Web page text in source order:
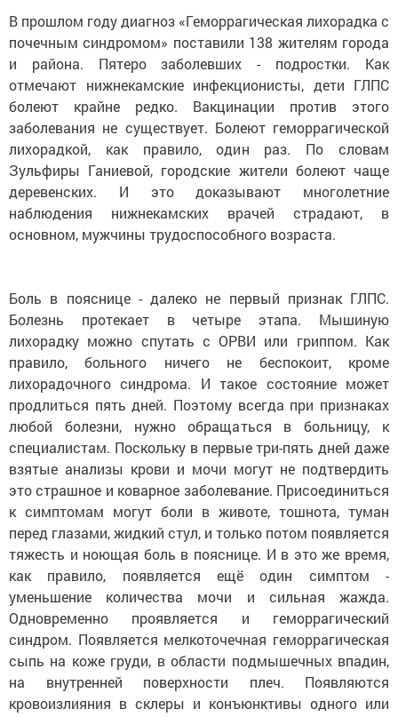
В прошлом году диагноз «Геморрагическая лихорадка с
почечным синдромом» поставили 138 жителям города
и района. Пятеро заболевших - подростки. Как
отмечают нижнекамские инфекционисты, дети ГЛПС
болеют крайне редко. Вакцинации против этого
заболевания не существует. Болеют геморрагической
лихорадкой, как правило, один раз. По словам
Зульфиры Ганиевой, городские жители болеют чаще
деревенских. И это доказывают многолетние
наблюдения нижнекамских врачей страдают, в
основном, мужчины трудоспособного возраста.
Боль в пояснице - далеко не первый признак ГЛПС.
Болезнь протекает в четыре этапа. Мышиную
лихорадку можно спутать с ОРВИ или гриппом. Как
правило, больного ничего не беспокоит, кроме
лихорадочного синдрома. И такое состояние может
продлиться пять дней. Поэтому всегда при признаках
любой болезни, нужно обращаться в больницу, к
специалистам. Поскольку в первые три-пять дней даже
взятые анализы крови и мочи могут не подтвердить
это страшное и коварное заболевание. Присоединиться
к симптомам могут боли в животе, тошнота, туман
перед глазами, жидкий стул, и только потом появляется
тяжесть и ноющая боль в пояснице. И в это же время,
как правило, появляется ещё один симптом -
уменьшение количества мочи и сильная жажда.
Одновременно проявляется и геморрагический
синдром. Появляется мелкоточечная геморрагическая
сыпь на коже груди, в области подмышечных впадин,
на внутренней поверхности плеч. Появляются
кровоизлияния в склеры и конъюнктивы одного или